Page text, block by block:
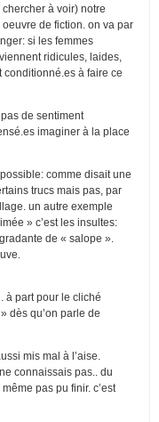
à voir) notre
de fiction. on va par
si les femmes
ridicules, laides,
conditionné.es à faire ce
de sentiment
imaginer à la place
comme disait une
trucs mais pas, par
un autre exemple
» c’est les insultes:
de « salope ».
à part pour le cliché
dès qu’on parle de
mis mal à l’aise.
connaissais pas.. du
pas pu finir. c’est